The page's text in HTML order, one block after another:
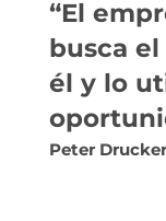
“El
busca
él y lo
Peter Drucker